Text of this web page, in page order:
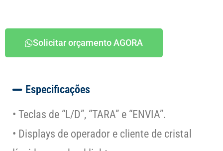
Solicitar orçamento AGORA
Especificações
• Teclas de “L/D”, “TARA” e “ENVIA”.
• Displays de operador e cliente de cristal